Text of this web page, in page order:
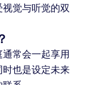
觉与听觉的双
常会一起享用
也是设定未来